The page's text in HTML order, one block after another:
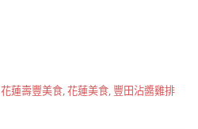
花蓮壽豐美食,花蓮美食, 豐田沾醬雞排